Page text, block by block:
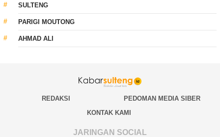
SULTENG
PARIGI MOUTONG
AHMAD ALI
REDAKSI
PEDOMAN MEDIA SIBER
KONTAK KAMI
JARINGAN SOCIAL